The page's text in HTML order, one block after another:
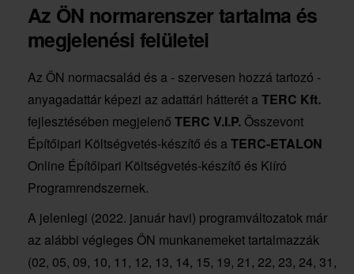
Az ÖN normarenszer tartalma és
megjelenési felületei
Az ÖN normacsalád és a - szervesen hozzá tartozó -
anyagadattár képezi az adattári hátterét aTERC Kft.
fejlesztésében megjelenő TERC V.I.P. Összevont
Építőipari Költségvetés-készítő és aTERC-ETALON
Online Építőipari Költségvetés-készítő és Kiíró
Programrendszernek.
A jelenlegi (2022. január havi) programváltozatok már
az alábbi végleges ÖN munkanemeket tartalmazzák
(02, 05, 09, 10, 11, 12, 13, 14, 15, 19, 21, 22, 23, 24, 31,